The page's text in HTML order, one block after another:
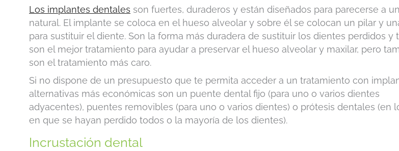
Los implantes dentales son fuertes, duraderos y están diseñados para parecerse a
natural. El implante se coloca en el hueso alveolar y sobre él se colocan un pilar y
para sustituir el diente. Son la forma más duradera de sustituir los dientes perdidos y
son el mejor tratamiento para ayudar a preservar el hueso alveolar y maxilar, pero
son el tratamiento más caro.
Si no dispone de un presupuesto que te permita acceder a un tratamiento con
alternativas más económicas son un puente dental fijo (para uno o varios dientes
adyacentes), puentes removibles (para uno o varios dientes) o prótesis dentales (en
en que se hayan perdido todos o la mayoría de los dientes).
Incrustación dental